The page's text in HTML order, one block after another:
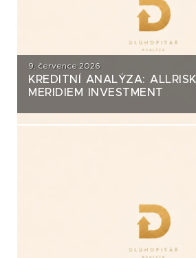
9. července 2026
KREDITNÍ ANALÝZA: ALLRISK
MERIDIEM INVESTMENT